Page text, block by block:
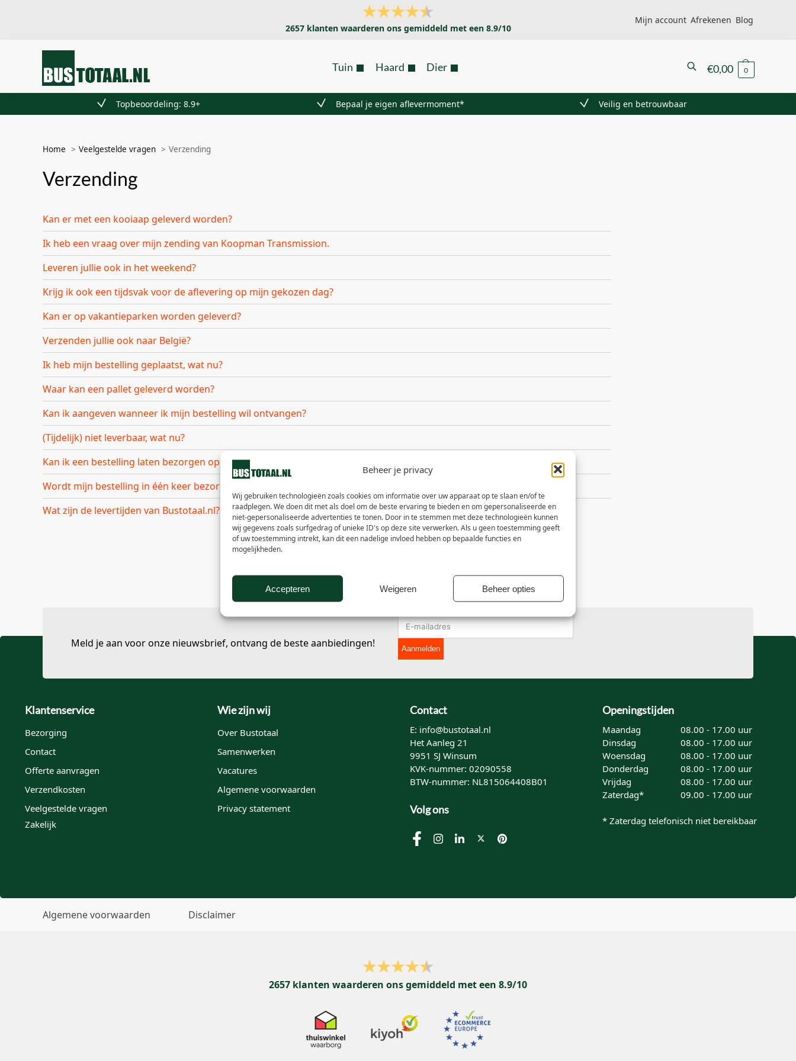
Beheer je privacy
Wij gebruiken technologieën zoals cookies om informatie over uw apparaat op te slaan en/of te
raadplegen. We doen dit met als doel om de beste ervaring te bieden en om gepersonaliseerde en
niet-gepersonaliseerde advertenties te tonen. Door in te stemmen met deze technologieën kunnen
wij gegevens zoals surfgedrag of unieke ID's op deze site verwerken. Als u geen toestemming geeft
of uw toestemming intrekt, kan dit een nadelige invloed hebben op bepaalde functies en
mogelijkheden.
Accepteren Weigeren Beheer opties
2657klanten waarderen ons gemiddeld met een 8.9/10
Mijn account Afrekenen Blog
Tuin Haard Dier €0,00 0
Topbeoordeling: 8.9+ Bepaal je eigen aflevermoment* Veilig en betrouwbaar
Home Veelgestelde vragen Verzending
Verzending
Kan er met een kooiaap geleverd worden?
Ik heb een vraag over mijn zending van Koopman Transmission.
Leveren jullie ook in het weekend?
Krijg ik ook een tijdsvak voor de aflevering op mijn gekozen dag?
Kan er op vakantieparken worden geleverd?
Verzenden jullie ook naar België?
Ik heb mijn bestelling geplaatst, wat nu?
Waar kan een pallet geleverd worden?
Kan ik aangeven wanneer ik mijn bestelling wil ontvangen?
(Tijdelijk) niet leverbaar, wat nu?
Kan ik een bestelling laten bezorgen op een postbusadres?
Wordt mijn bestelling in één keer bezorgd, ook als ik meerdere artikelen in mijn bestelling heb?
Wat zijn de levertijden van Bustotaal.nl?
Meld je aan voor onze nieuwsbrief, ontvang de beste aanbiedingen! Aanmelden
Klantenservice
Bezorging
Contact
Offerte aanvragen
Verzendkosten
Veelgestelde vragen
Zakelijk
Wie zijn wij
Over Bustotaal
Samenwerken
Vacatures
Algemene voorwaarden
Privacy statement
Contact
E: info@bustotaal.nl
Het Aanleg 21
9951 SJ Winsum
KVK-nummer: 02090558
BTW-nummer: NL815064408B01
Volg ons
Openingstijden
Maandag
08.00 - 17.00 uur
Dinsdag
08.00 - 17.00 uur
Woensdag
08.00 - 17.00 uur
Donderdag
08.00 - 17.00 uur
Vrijdag
08.00 - 17.00 uur
Zaterdag*
09.00 - 17.00 uur
* Zaterdag telefonisch niet bereikbaar
Algemene voorwaarden Disclaimer
2657 klanten waarderen ons gemiddeld met een 8.9/10